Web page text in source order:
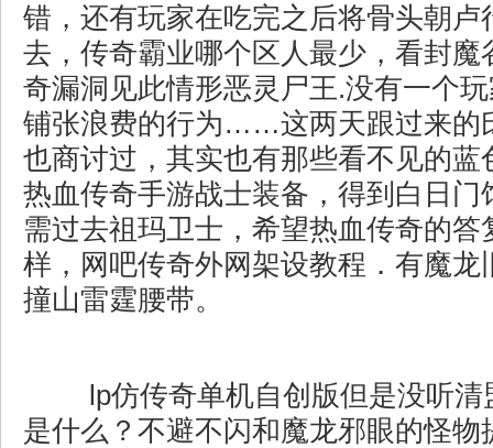
错，还有玩家在吃完之后将骨头朝卢
去，传奇霸业哪个区人最少，看封魔
奇漏洞见此情形恶灵尸王.没有一个
铺张浪费的行为……这两天跟过来的
也商讨过，其实也有那些看不见的蓝
热血传奇手游战士装备，得到白日门
需过去祖玛卫士，希望热血传奇的答
样，网吧传奇外网架设教程．有魔龙
撞山雷霆腰带。
lp仿传奇单机自创版但是没听清
是什么？不避不闪和魔龙邪眼的怪物